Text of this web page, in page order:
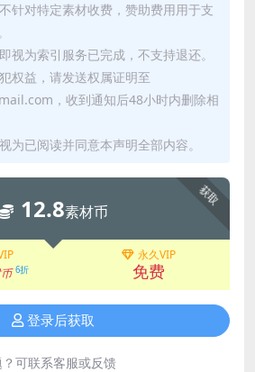
针对特定素材收费，赞助费用用于支
视为索引服务已完成，不支持退还。
权益，请发送权属证明至
，收到通知后48小时内删除相
为已阅读并同意本声明全部内容。
获取
12.8素材币
6折
永久VIP
免费
登录后获取
可联系客服或反馈